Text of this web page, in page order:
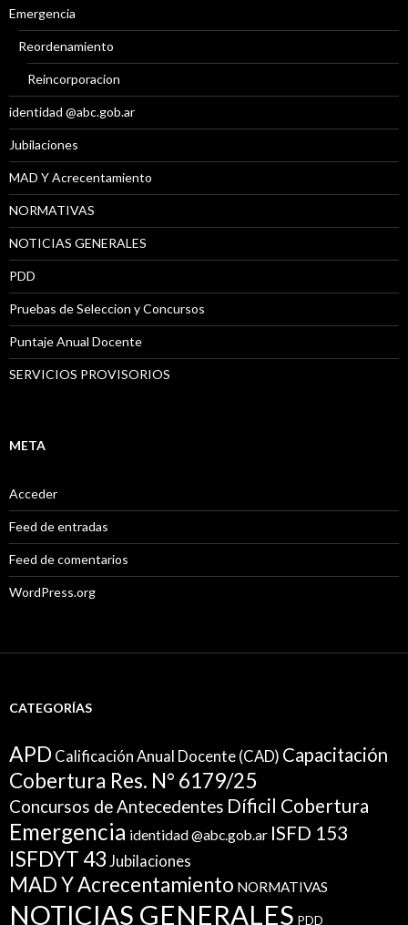
Emergencia
Reordenamiento
Reincorporacion
identidad @abc.gob.ar
Jubilaciones
MAD Y Acrecentamiento
NORMATIVAS
NOTICIAS GENERALES
PDD
Pruebas de Seleccion y Concursos
Puntaje Anual Docente
SERVICIOS PROVISORIOS
META
Acceder
Feed de entradas
Feed de comentarios
WordPress.org
CATEGORÍAS
APD Calificación Anual Docente (CAD) Capacitación
Cobertura Res. N° 6179/25
Concursos de Antecedentes Díficil Cobertura
Emergencia identidad @abc.gob.ar ISFD 153
ISFDYT 43 Jubilaciones
MAD Y Acrecentamiento NORMATIVAS
NOTICIAS GENERALES PDD